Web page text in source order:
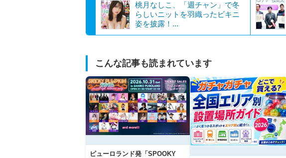
桃月なしこ、「週チャン」で冬
らしいニットを羽織ったビキニ
姿を披露！...
こんな記事も読まれています
ピューロランド発「SPOOKY